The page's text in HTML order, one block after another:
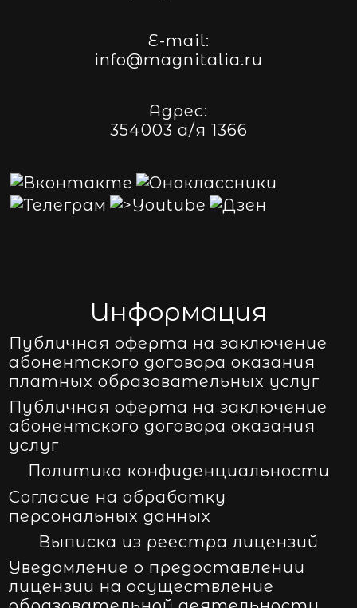
E-mail:
info@magnitalia.ru
Адрес:
354003 а/я 1366
Информация
Публичная оферта на заключение
абонентского договора оказания
платных образовательных услуг
Публичная оферта на заключение
абонентского договора оказания
услуг
Политика конфиденциальности
Согласие на обработку
персональных данных
Выписка из реестра лицензий
Уведомление о предоставлении
лицензии на осуществление